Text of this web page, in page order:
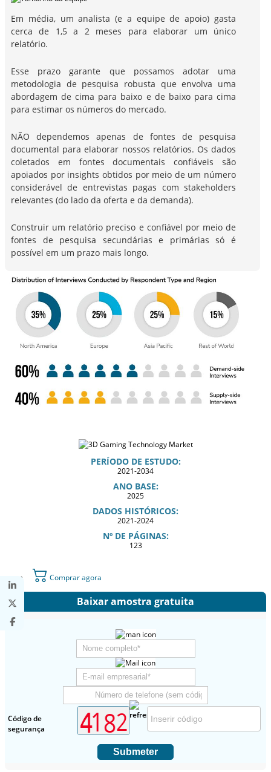
Em média, um analista (e a equipe de apoio) gasta
cerca de 1,5 a 2 meses para elaborar um único
relatório.
Esse prazo garante que possamos adotar uma
metodologia de pesquisa robusta que envolva uma
abordagem de cima para baixo e de baixo para cima
para estimar os números do mercado.
NÃO dependemos apenas de fontes de pesquisa
documental para elaborar nossos relatórios. Os dados
coletados em fontes documentais confiáveis são
apoiados por insights obtidos por meio de um número
considerável de entrevistas pagas com stakeholders
relevantes (do lado da oferta e da demanda).
Construir um relatório preciso e confiável por meio de
fontes de pesquisa secundárias e primárias só é
possível em um prazo mais longo.
PERÍODO DE ESTUDO:
2021-2034
ANO BASE:
2025
DADOS HISTÓRICOS:
2021-2024
Nº DE PÁGINAS:
123
Comprar agora
Baixar amostra gratuita
Código de
segurança
Submeter